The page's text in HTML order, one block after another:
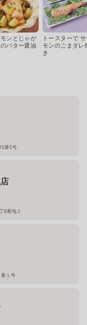
ンとじゃが
バター醤油
トースターで
モンのごまダレ
き
番5号
6番地２
番１号